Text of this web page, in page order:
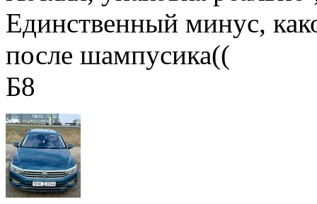
Единственный минус,
после шампусика((
Б8